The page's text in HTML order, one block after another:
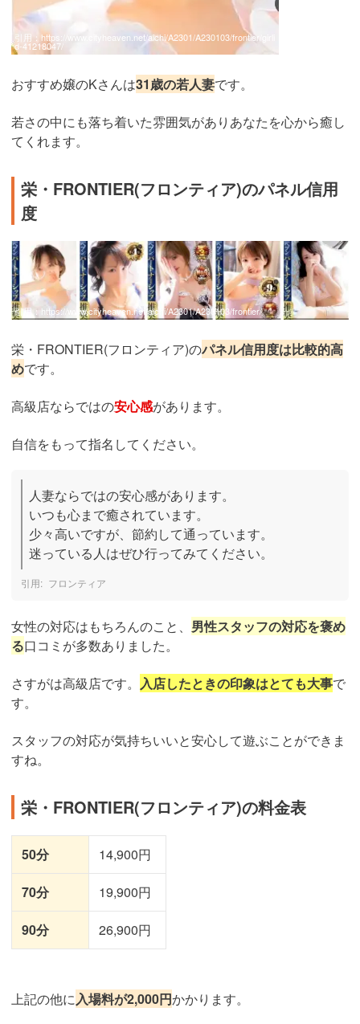
引用： https://www.cityheaven.net/aichi/A2301/A230103/frontier/girli
d-41218047/
おすすめ嬢のKさんは31歳の若人妻です。
若さの中にも落ち着いた雰囲気がありあなたを心から癒し
てくれます。
栄・FRONTIER(フロンティア)のパネル信用
度
引用： https://www.cityheaven.net/aichi/A2301/A230103/frontier/
栄・FRONTIER(フロンティア)のパネル信用度は比較的高
めです。
高級店ならではの安心感があります。
自信をもって指名してください。
人妻ならではの安心感があります。
いつも心まで癒されています。
少々高いですが、節約して通っています。
迷っている人はぜひ行ってみてください。
フロンティア
女性の対応はもちろんのこと、 男性スタッフの対応を褒め
る口コミが多数ありました。
さすがは高級店です。 入店したときの印象はとても大事で
す。
スタッフの対応が気持ちいいと安心して遊ぶことができま
すね。
栄・FRONTIER(フロンティア)の料金表
50分 14,900円
70分 19,900円
90分 26,900円
上記の他に入場料が2,000円かかります。